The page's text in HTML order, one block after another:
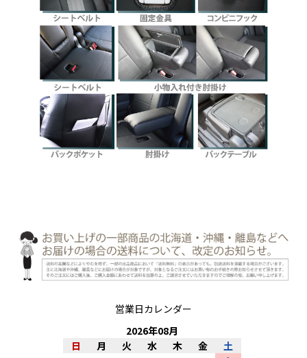
営業日カレンダー
2026年08月
日
月 火 水 木 金
土